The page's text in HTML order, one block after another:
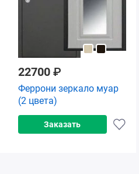
22700 ₽
Феррони зеркало муар
(2 цвета)
Заказать